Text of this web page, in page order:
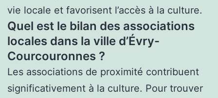
vie locale et favorisent l’accès à la culture.
Quel est le bilan des associations
locales dans la ville d’Évry-
Courcouronnes ?
Les associations de proximité contribuent
significativement à la culture. Pour trouver